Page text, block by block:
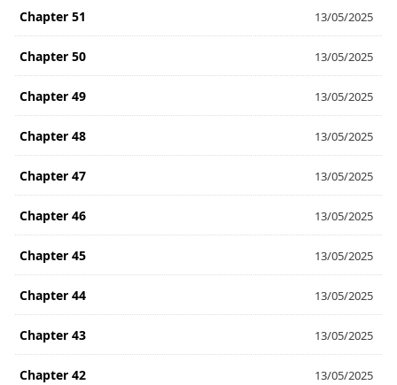
Chapter 51 13/05/2025
Chapter 50 13/05/2025
Chapter 49 13/05/2025
Chapter 48 13/05/2025
Chapter 47 13/05/2025
Chapter 46 13/05/2025
Chapter 45 13/05/2025
Chapter 44 13/05/2025
Chapter 43 13/05/2025
Chapter 42 13/05/2025